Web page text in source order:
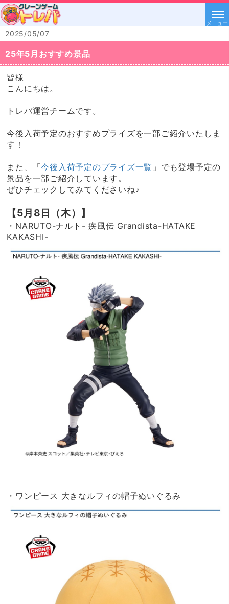
メニュー
2025/05/07
25年5月おすすめ景品
皆様
こんにちは。
トレバ運営チームです。
今後入荷予定のおすすめプライズを一部ご紹介いたしま
す！
また、「今後入荷予定のプライズ一覧 」でも登場予定の
景品を一部ご紹介しています。
ぜひチェックしてみてくださいね♪
【5月8日（木）】
・NARUTO-ナルト- 疾風伝 Grandista-HATAKE
KAKASHI-
・ワンピース 大きなルフィの帽子ぬいぐるみ